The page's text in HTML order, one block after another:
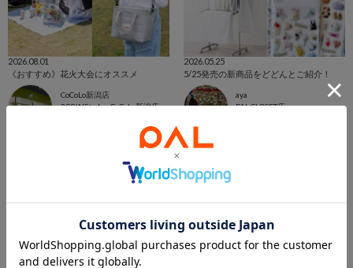
2026.08.01
《おすすめ》花火大会にオススメ
CoCoLo新潟店
3COINS+plus CoCoLo新潟店
2026.05.25
5/25発売の新商品をどどんとご紹介！
aya
PAL CLOSET店